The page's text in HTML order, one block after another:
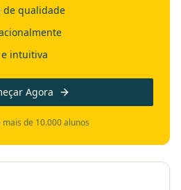
de qualidade
intuitiva
Agora
mais de 10.000 alunos